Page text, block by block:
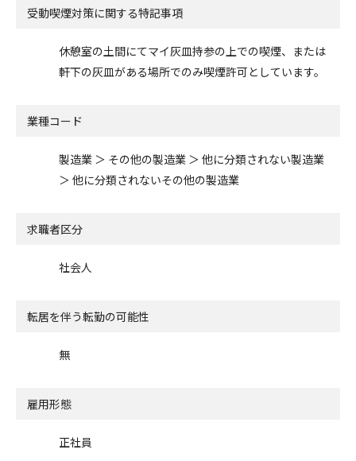
受動喫煙対策に関する特記事項
休憩室の土間にてマイ灰皿持参の上での喫煙、または
軒下の灰皿がある場所でのみ喫煙許可としています。
業種コード
製造業 ＞ その他の製造業 ＞ 他に分類されない製造業
＞ 他に分類されないその他の製造業
求職者区分
社会人
転居を伴う転勤の可能性
無
雇用形態
正社員